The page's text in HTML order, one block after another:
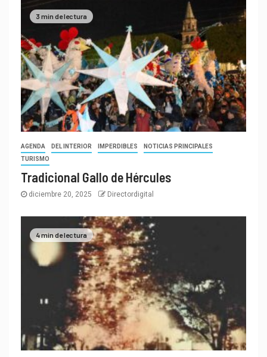
3 min de lectura
AGENDA DEL INTERIOR IMPERDIBLES
NOTICIAS PRINCIPALES
TURISMO
Tradicional Gallo de Hércules
diciembre 20, 2025 Directordigital
4 min de lectura